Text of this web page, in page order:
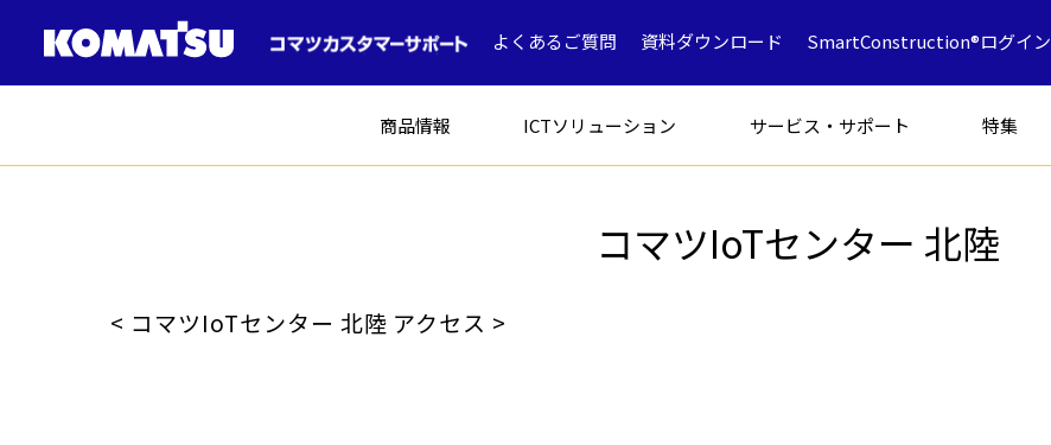
よくあるご質問 資料ダウンロード SmartConstruction®ログイン
商品情報 ICTソリューション サービス・サポート 特集
コマツIoTセンター 北陸
< コマツIoTセンター 北陸 アクセス >